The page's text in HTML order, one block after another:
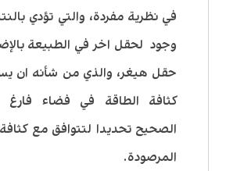
في نظرية مفردة، والتي تؤدي
وجود لحقل اخر في الطبيعة
حقل هيغر، والذي من شأنه ان
كثافة الطاقة في فضاء فارغ
الصحيح تحديدا لتتوافق مع
المرصودة.